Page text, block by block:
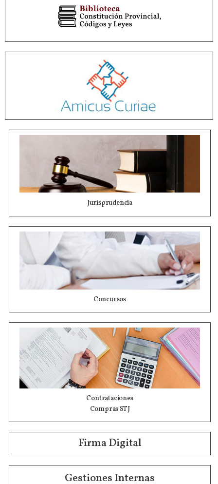
Jurisprudencia
Concursos
Contrataciones
Compras STJ
Firma Digital
Gestiones Internas